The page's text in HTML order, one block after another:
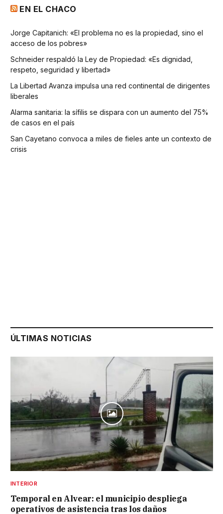
EN EL CHACO
Jorge Capitanich: «El problema no es la propiedad, sino el
acceso de los pobres»
Schneider respaldó la Ley de Propiedad: «Es dignidad,
respeto, seguridad y libertad»
La Libertad Avanza impulsa una red continental de dirigentes
liberales
Alarma sanitaria: la sífilis se dispara con un aumento del 75%
de casos en el país
San Cayetano convoca a miles de fieles ante un contexto de
crisis
ÚLTIMAS NOTICIAS
INTERIOR
Temporal en Alvear: el municipio despliega
operativos de asistencia tras los daños